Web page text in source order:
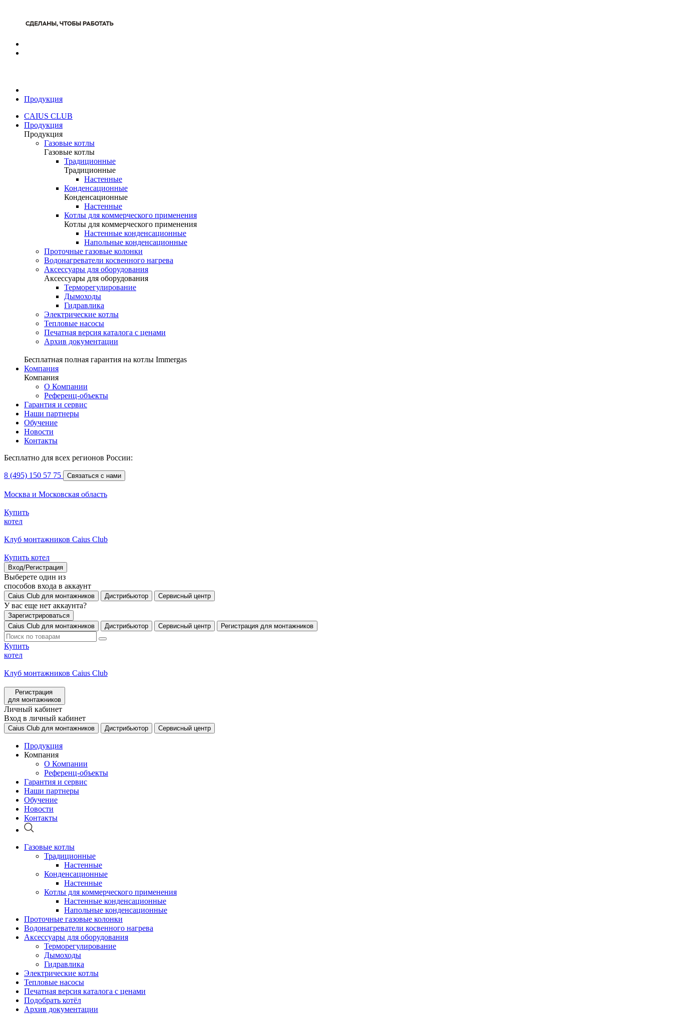
Продукция
CAIUS CLUB
Продукция
Продукция
Газовые котлы
Газовые котлы
Традиционные
Традиционные
Настенные
Конденсационные
Конденсационные
Настенные
Котлы для коммерческого применения
Котлы для коммерческого применения
Настенные конденсационные
Напольные конденсационные
Проточные газовые колонки
Водонагреватели косвенного нагрева
Аксессуары для оборудования
Аксессуары для оборудования
Терморегулирование
Дымоходы
Гидравлика
Электрические котлы
Тепловые насосы
Печатная версия каталога с ценами
Архив документации
Бесплатная полная гарантия на котлы Immergas
Компания
Компания
О Компании
Референц-объекты
Гарантия и сервис
Наши партнеры
Обучение
Новости
Контакты
Бесплатно для всех регионов России:
8 (495) 150 57 75 Связаться с нами
Москва и Московская область
Купить
котел
Клуб монтажников Caius Club
Купить котел
Вход/Регистрация
Выберете один из
способов входа в аккаунт
Caius Club для монтажников Дистрибьютор Сервисный центр
У вас еще нет аккаунта?
Зарегистрироваться
Caius Club для монтажников
Дистрибьютор Сервисный центр Регистрация для монтажников
Купить
котел
Клуб монтажников Caius Club
Регистрация
для монтажников
Личный кабинет
Вход в личный кабинет
Caius Club для монтажников Дистрибьютор Сервисный центр
Продукция
Компания
О Компании
Референц-объекты
Гарантия и сервис
Наши партнеры
Обучение
Новости
Контакты
Газовые котлы
Традиционные
Настенные
Конденсационные
Настенные
Котлы для коммерческого применения
Настенные конденсационные
Напольные конденсационные
Проточные газовые колонки
Водонагреватели косвенного нагрева
Аксессуары для оборудования
Терморегулирование
Дымоходы
Гидравлика
Электрические котлы
Тепловые насосы
Печатная версия каталога с ценами
Подобрать котёл
Архив документации